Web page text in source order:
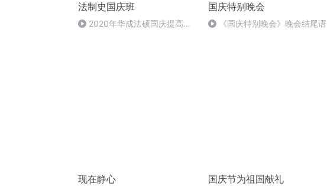
法制史国庆班
2020年华成法硕国庆提高班
国庆特别晚会
《国庆特别晚会》晚会结尾语
现在静心 国庆节为祖国献礼